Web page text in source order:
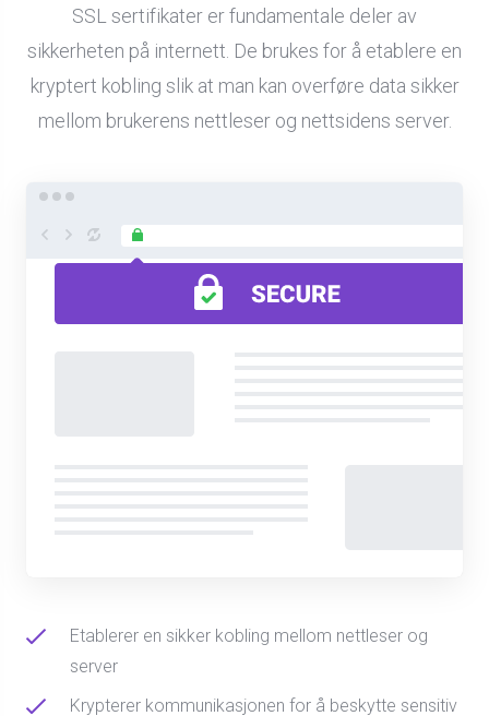
SSL sertifikater er fundamentale deler av
sikkerheten på internett. De brukes for å etablere en
kryptert kobling slik at man kan overføre data sikker
mellom brukerens nettleser og nettsidens server.
Etablerer en sikker kobling mellom nettleser og
server
Krypterer kommunikasjonen for å beskytte sensitiv